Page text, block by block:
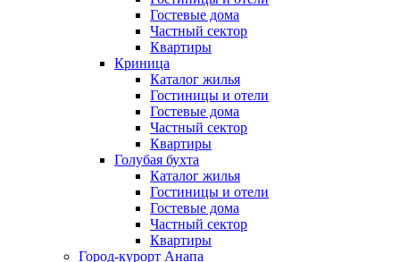
Гостевые дома
Частный сектор
Квартиры
Криница
Каталог жилья
Гостиницы и отели
Гостевые дома
Частный сектор
Квартиры
Голубая бухта
Каталог жилья
Гостиницы и отели
Гостевые дома
Частный сектор
Квартиры
Город-курорт Анапа